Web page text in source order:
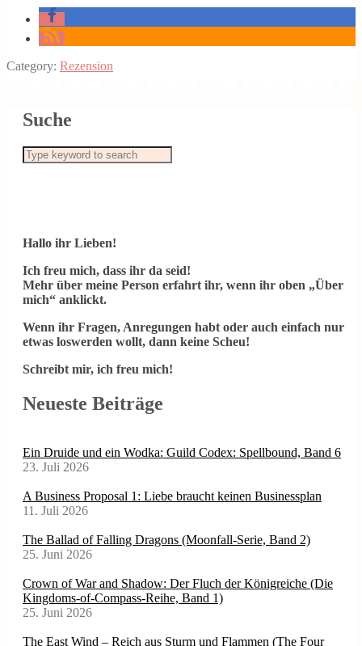
Category: Rezension
Suche
Hallo ihr Lieben!
Ich freu mich, dass ihr da seid!
Mehr über meine Person erfahrt ihr, wenn ihr oben „Über
mich“ anklickt.
Wenn ihr Fragen, Anregungen habt oder auch einfach nur
etwas loswerden wollt, dann keine Scheu!
Schreibt mir, ich freu mich!
Neueste Beiträge
Ein Druide und ein Wodka: Guild Codex: Spellbound, Band 6
23. Juli 2026
A Business Proposal 1: Liebe braucht keinen Businessplan
11. Juli 2026
The Ballad of Falling Dragons (Moonfall-Serie, Band 2)
25. Juni 2026
Crown of War and Shadow: Der Fluch der Königreiche (Die
Kingdoms-of-Compass-Reihe, Band 1)
25. Juni 2026
The East Wind – Reich aus Sturm und Flammen (The Four